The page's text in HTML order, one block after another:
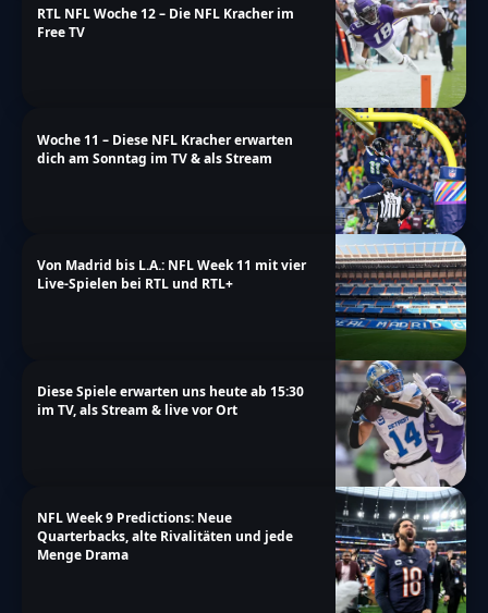
RTL NFL Woche 12 – Die NFL Kracher im
Free TV
Woche 11 – Diese NFL Kracher erwarten
dich am Sonntag im TV & als Stream
Von Madrid bis L.A.: NFL Week 11 mit vier
Live-Spielen bei RTL und RTL+
Diese Spiele erwarten uns heute ab 15:30
im TV, als Stream & live vor Ort
NFL Week 9 Predictions: Neue
Quarterbacks, alte Rivalitäten und jede
Menge Drama